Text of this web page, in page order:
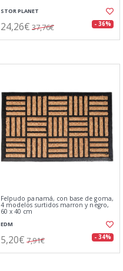
STOR PLANET
24,26€ 37,76€ - 36%
Felpudo panamá, con base de goma,
4 modelos surtidos marron y negro,
60 x 40 cm
EDM
5,20€ 7,91€ - 34%